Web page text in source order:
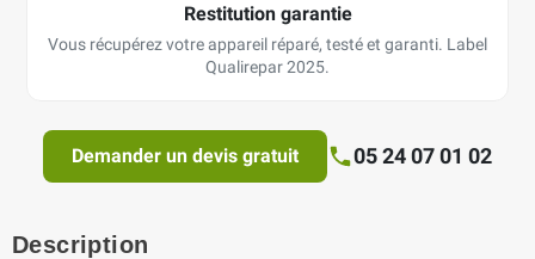
Restitution garantie
Vous récupérez votre appareil réparé, testé et garanti. Label
Qualirepar 2025.
Demander un devis gratuit 05 24 07 01 02
Description